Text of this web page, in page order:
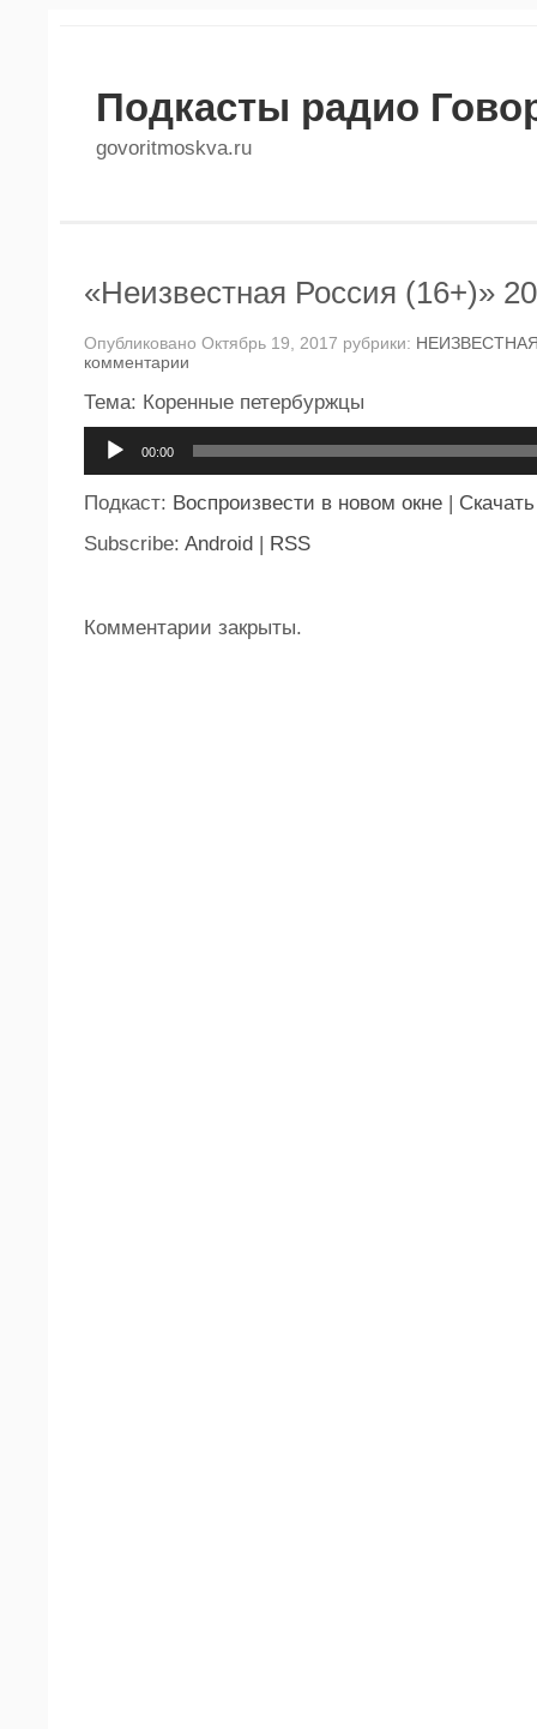
Подкасты радио
govoritmoskva.ru
«Неизвестная Россия (16+)»
Опубликовано Октябрь 19, 2017 рубрики:
комментарии
Тема: Коренные петербуржцы
00:00
Подкаст: Воспроизвести в новом окне | Скачать
Subscribe: Android | RSS
Комментарии закрыты.